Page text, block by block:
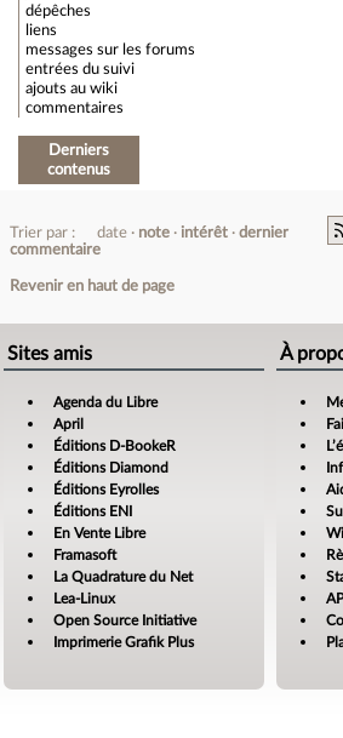
dépêches
liens
messages sur les forums
entrées du suivi
ajouts au wiki
commentaires
Derniers
contenus
Trier par : date note intérêt
dernier
commentaire
Revenir en haut de page
Sites amis
Agenda du Libre
April
Éditions D-BookeR
Éditions Diamond
Éditions Eyrolles
Éditions ENI
En Vente Libre
Framasoft
La Quadrature du Net
Lea-Linux
Open Source Initiative
Imprimerie Grafik Plus
À